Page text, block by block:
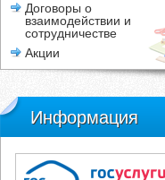
Договоры о
взаимодействии и
сотрудничестве
Акции
Информация